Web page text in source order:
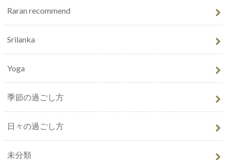
Raran recommend
Srilanka
Yoga
季節の過ごし方
日々の過ごし方
未分類